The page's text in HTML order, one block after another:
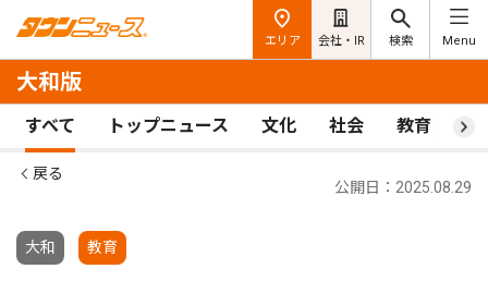
エリア 会社・IR 検索 Menu
大和版
すべて トップニュース 文化 社会 教育 ス
戻る
大和 教育
公開日：2025.08.29